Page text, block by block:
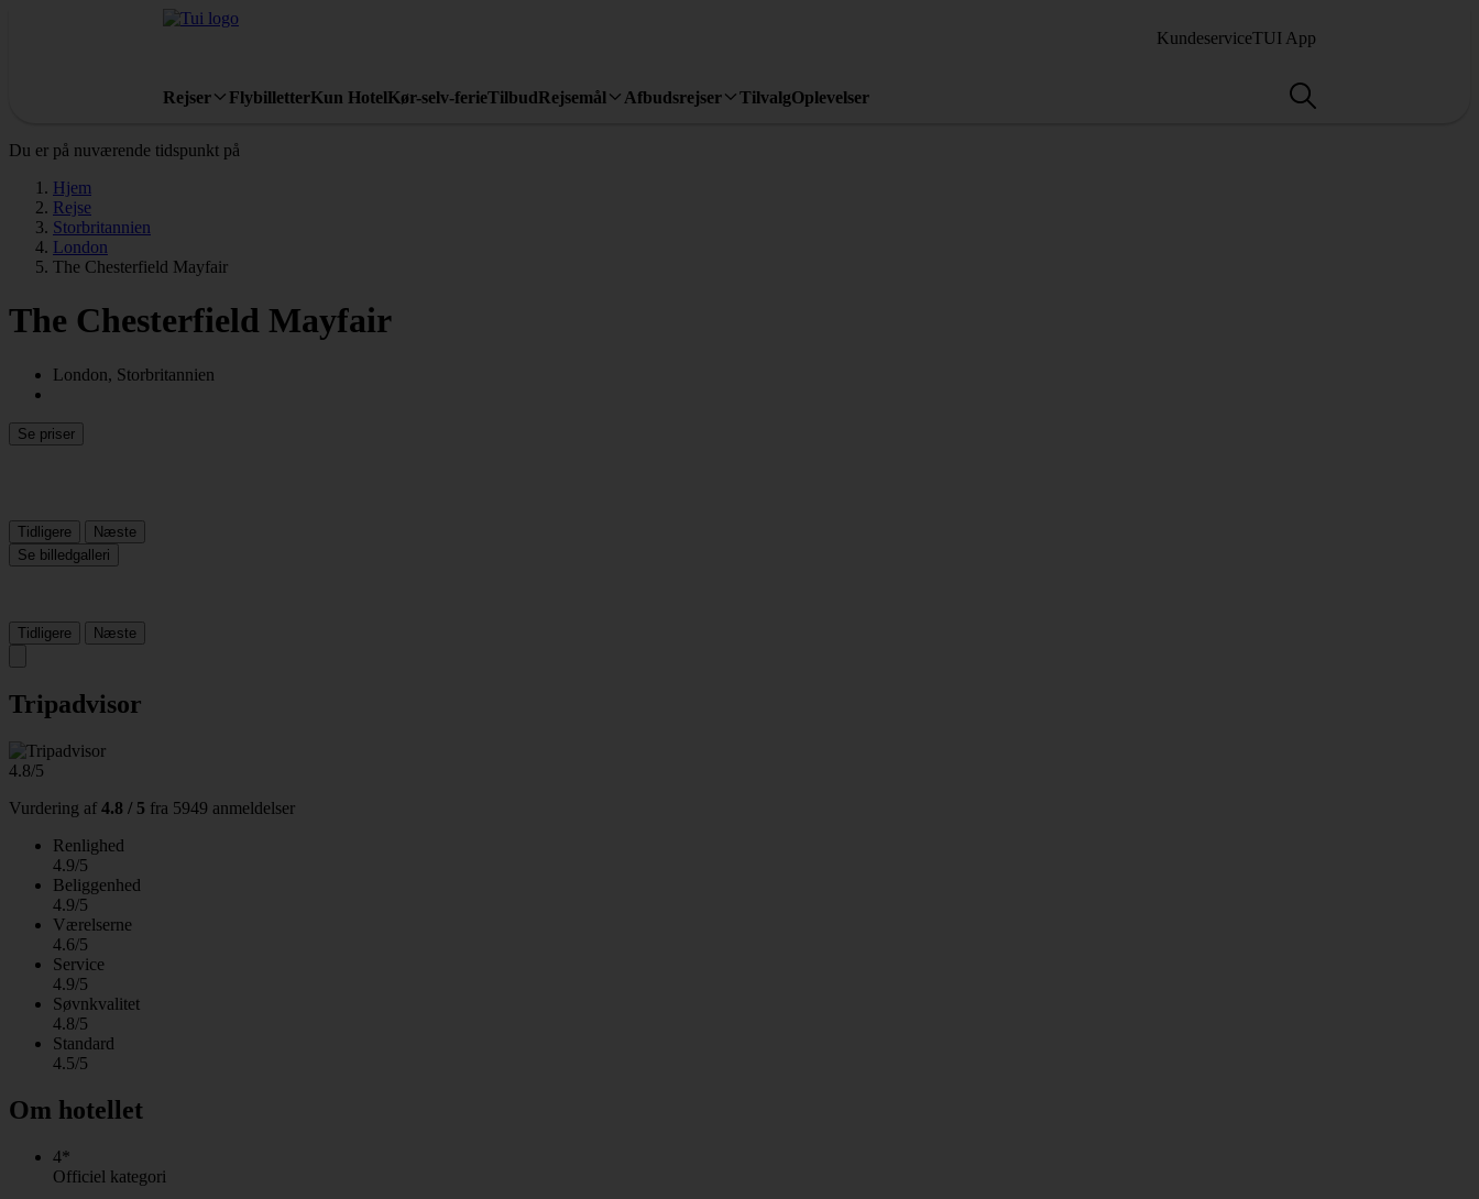
KundeserviceTUI App
Rejser FlybilletterKun HotelKør-selv-ferieTilbudRejsemål Afbudsrejser TilvalgOplevelser
Du er på nuværende tidspunkt på
Hjem
Rejse
Storbritannien
London
The Chesterfield Mayfair
The Chesterfield Mayfair
London, Storbritannien
Se priser
Tidligere
Næste
Se billedgalleri
Tidligere Næste
Tripadvisor
4.8/5
Vurdering af 4.8 / 5 fra 5949 anmeldelser
Renlighed
4.9/5
Beliggenhed
4.9/5
Værelserne
4.6/5
Service
4.9/5
Søvnkvalitet
4.8/5
Standard
4.5/5
Om hotellet
4*
Officiel kategori